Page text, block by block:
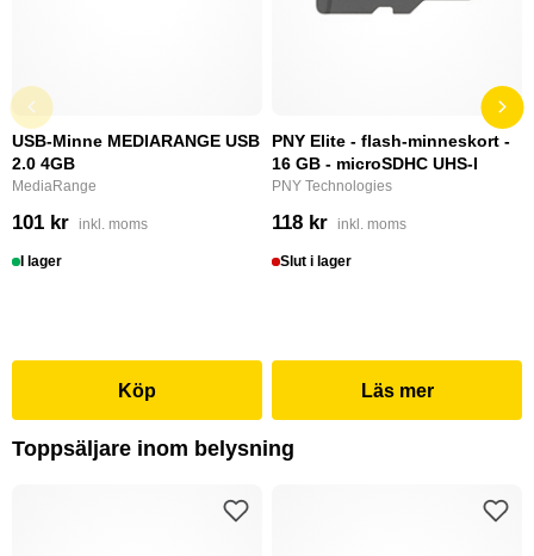
USB-Minne MEDIARANGE USB
2.0 4GB
MediaRange
101 kr inkl. moms
I lager
Köp
PNY Elite - flash-minneskort -
16 GB - microSDHC UHS-I
PNY Technologies
118 kr inkl. moms
Slut i lager
Läs mer
Toppsäljare inom belysning